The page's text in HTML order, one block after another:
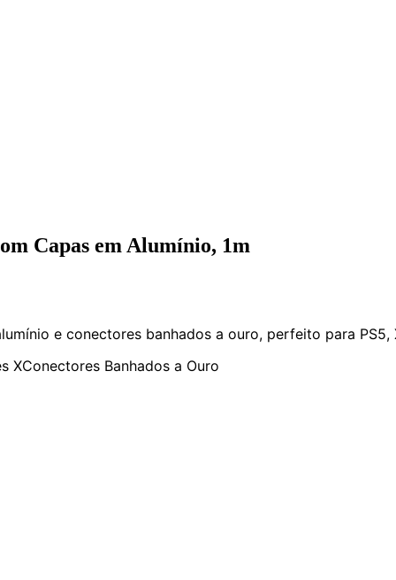
Capas em Alumínio, 1m
e conectores banhados a ouro, perfeito para PS5,
XConectores Banhados a Ouro